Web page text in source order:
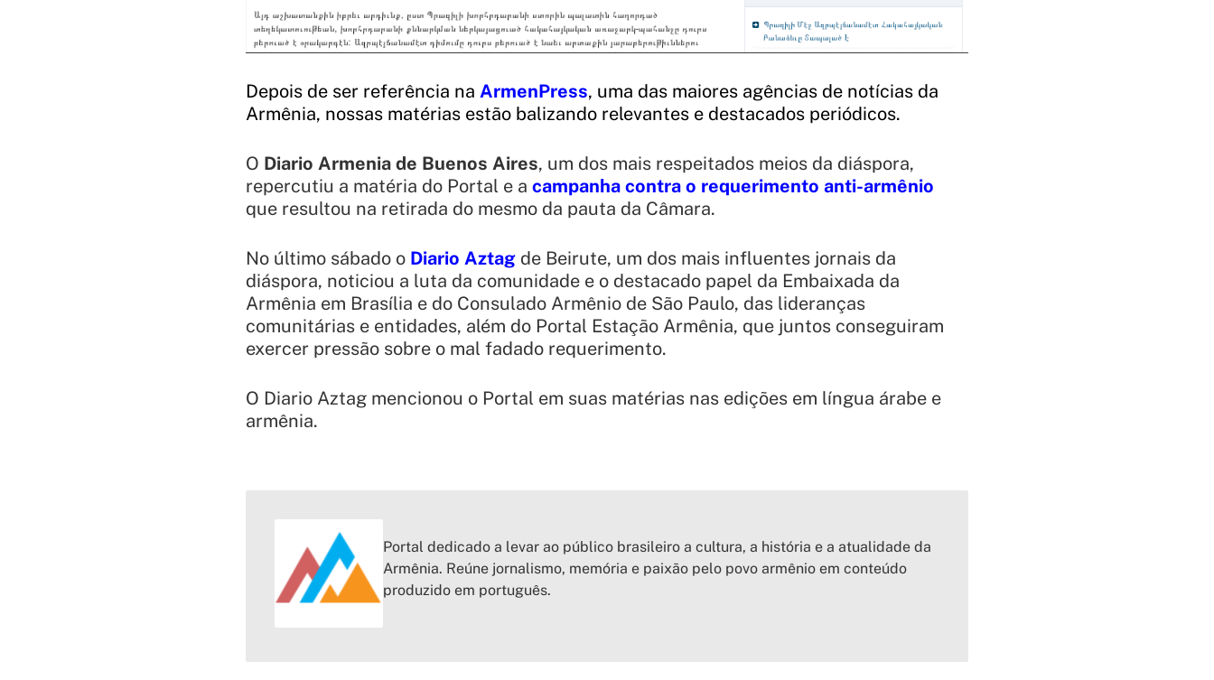
Depois de ser referência na ArmenPress, uma das maiores agências de notícias da
Armênia, nossas matérias estão balizando relevantes e destacados periódicos.
O Diario Armenia de Buenos Aires, um dos mais respeitados meios da diáspora,
repercutiu a matéria do Portal e a campanha contra o requerimento anti-armênio
que resultou na retirada do mesmo da pauta da Câmara.
No último sábado o Diario Aztag de Beirute, um dos mais influentes jornais da
diáspora, noticiou a luta da comunidade e o destacado papel da Embaixada da
Armênia em Brasília e do Consulado Armênio de São Paulo, das lideranças
comunitárias e entidades, além do Portal Estação Armênia, que juntos conseguiram
exercer pressão sobre o mal fadado requerimento.
O Diario Aztag mencionou o Portal em suas matérias nas edições em língua árabe e
armênia.
Portal dedicado a levar ao público brasileiro a cultura, a história e a atualidade da
Armênia. Reúne jornalismo, memória e paixão pelo povo armênio em conteúdo
produzido em português.